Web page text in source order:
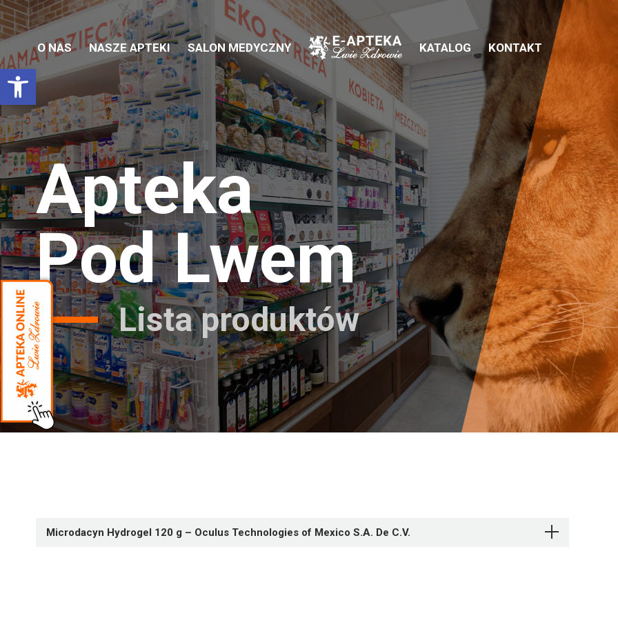
Otwórz pasek narzędzi
O NAS NASZE APTEKI SALON MEDYCZNY KATALOG KONTAKT
Apteka
Pod Lwem
Lista produktów
Microdacyn Hydrogel 120 g – Oculus Technologies of Mexico S.A. De C.V.